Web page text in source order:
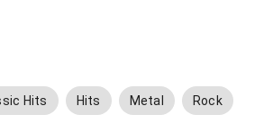
Hits Hits Metal Rock